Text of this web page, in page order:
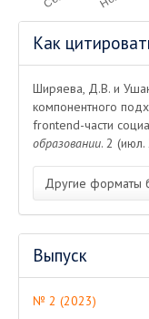
о статье
Как
Ширяева, Д.В. и
компонентного
frontend-части
образовании. 2
Другие форматы
Выпуск
№ 2 (2023)